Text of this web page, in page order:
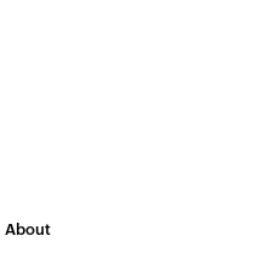
About